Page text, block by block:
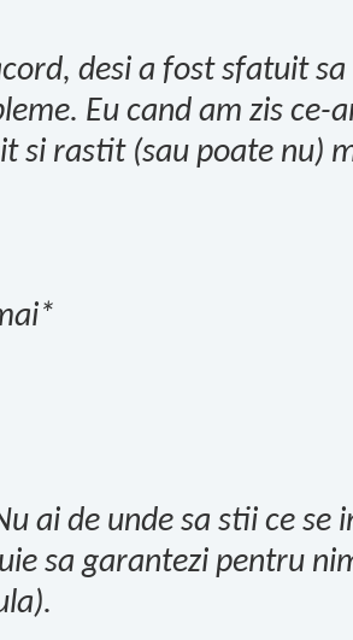
desi a fost sfatuit
Eu cand am zis ce-
si rastit (sau poate nu)
ai de unde sa stii ce
sa garantezi pentru